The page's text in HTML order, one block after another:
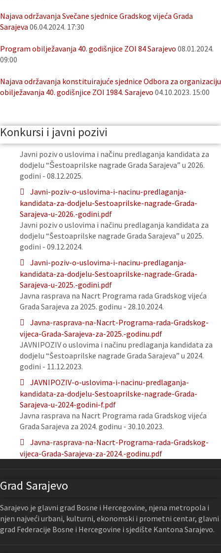
Najava održavanja Svečane sjednice Gradskog vijeća Grada
Sarajeva 06.04.2024. 17:30
Program obilježavanja 40. godišnjice ZOI 84 Sarajevo 08.01.2024.
09:00
Najava održavanja konstituirajuće sjednice Odbora za organizaciju
obilježavanja 40. godišnjice ZOI 1984. Sarajevo 04.10.2023. 15:00
Konkursi i javni pozivi
Javni poziv o uslovima i načinu predlaganja kandidata za
dodjelu “Šestoaprilske nagrade Grada Sarajeva” u 2026.
godini - 08.12.2025.
Javni-poziv-o-uslovima-i-nacinu-predlaganja-
kandidata-za-dodjelu-Sestoaprilske-nagrade-Grada-
Sarajeva-u-2026.-godini.pdf
Javni poziv o uslovima i načinu predlaganja kandidata za
dodjelu “Šestoaprilske nagrade Grada Sarajeva” u 2025.
godini - 09.12.2024.
Javni-poziv-o-uslovima-i-nacinu-predlaganja-
kandidata-za-dodjelu-Sestoaprilske-nagrade-Grada-
Sarajeva-u-2025.-godini.pdf
Javna rasprava na Nacrt Programa rada Gradskog vijeća
Grada Sarajeva za 2025. godinu - 28.10.2024.
Javna-rasprava-na-Nacrt-Programa-rada-Gradskog-
vijeca-Grada-Sarajeva-za-2025.-godinu.pdf
JAVNIPOZIV o uslovima i načinu predlaganja kandidata za
dodjelu “Šestoaprilske nagrade Grada Sarajeva” u 2024.
godini - 11.12.2023.
JAVNIPOZIV-o-uslovima-i-nacinu-predlaganja-
kandidata-za-dodjelu-Sestoaprilske-nagrade-Grada-
Sarajeva-u-2024-godini-f.pdf
Javna rasprava na Nacrt Programa rada Gradskog vijeća
Grada Sarajeva za 2024. godinu - 30.10.2023.
Javna-rasprava-na-Nacrt-Programa-rada-Gradskog-
vijeca-Grada-Sarajeva-za-2024.-godinu.pdf
Grad Sarajevo
Sarajevo je glavni grad Bosne i Hercegovine, njena metropola i
njen najveći urbani, kulturni, ekonomski i prometni centar, glavni
grad Federacije Bosne i Hercegovine i sjedište Kantona Sarajevo.